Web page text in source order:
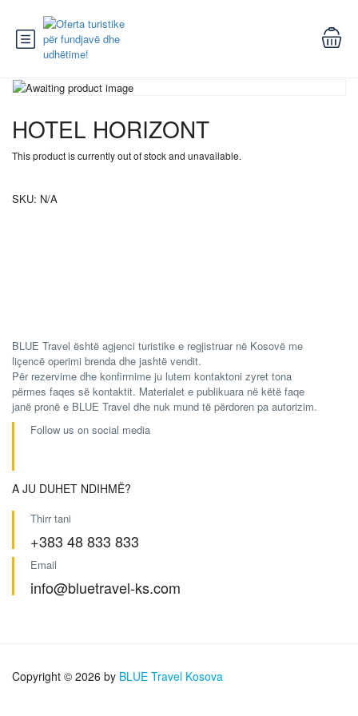
HOTEL HORIZONT
This product is currently out of stock and unavailable.
SKU: N/A
BLUE Travel është agjenci turistike e regjistruar në Kosovë me
liçencë operimi brenda dhe jashtë vendit.
Për rezervime dhe konfirmime ju lutem kontaktoni zyret tona
përmes faqes së kontaktit. Materialet e publikuara në këtë faqe
janë pronë e BLUE Travel dhe nuk mund të përdoren pa autorizim.
Follow us on social media
A JU DUHET NDIHMË?
Thirr tani
+383 48 833 833
Email
info@bluetravel-ks.com
Copyright © 2026 by BLUE Travel Kosova